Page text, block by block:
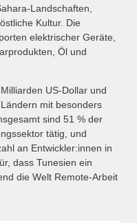
Kultur. Die
elektrischer Geräte,
Öl und
US‑Dollar und
mit besonders
sind 51 % der
tätig, und
an Entwickler:innen in
dass Tunesien ein
die Welt Remote‑Arbeit